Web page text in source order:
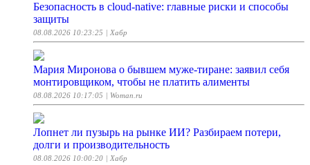
Безопасность в cloud-native: главные риски и способы
защиты
08.08.2026 10:23:25 | Хабр
Мария Миронова о бывшем муже-тиране: заявил себя
монтировщиком, чтобы не платить алименты
08.08.2026 10:17:05 | Woman.ru
Лопнет ли пузырь на рынке ИИ? Разбираем потери,
долги и производительность
08.08.2026 10:00:20 | Хабр